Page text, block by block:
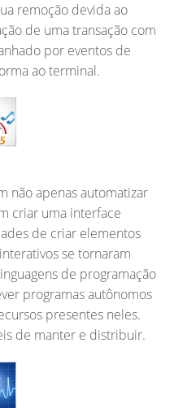
remoção devida ao
de uma transação com
por eventos de
ao terminal.
não apenas automatizar
criar uma interface
de criar elementos
se tornaram
de programação
programas autônomos
presentes neles.
de manter e distribuir.